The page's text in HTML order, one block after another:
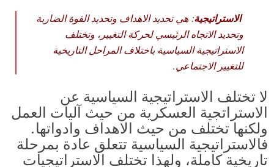
الاستراتيجية: هي تحديد الاهداف وتحديد القوة الضاربة
وتحديد الاتجاه الرئيسي لحركة التغيير، وتختلف
الاستراتيجية السياسية باختلاف المراحل التاريخية
للتغيير الاجتماعي.
لا تختلف الاستراتيجية السياسية عن
الاستراتجية العسكرية من حيث آليات العمل
ولكنها تختلف من حيث الاهداف وادواتها.
فالاستراتيجية السياسية تتعلق عادة بمرحلة
تاريخية كاملة، ولهذا تختلف الاستراتيجيات